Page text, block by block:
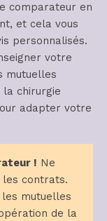
comparateur en
et cela vous
personnalisés.
votre
mutuelles
chirurgie
adapter votre
! Ne
les contrats.
mutuelles
de la